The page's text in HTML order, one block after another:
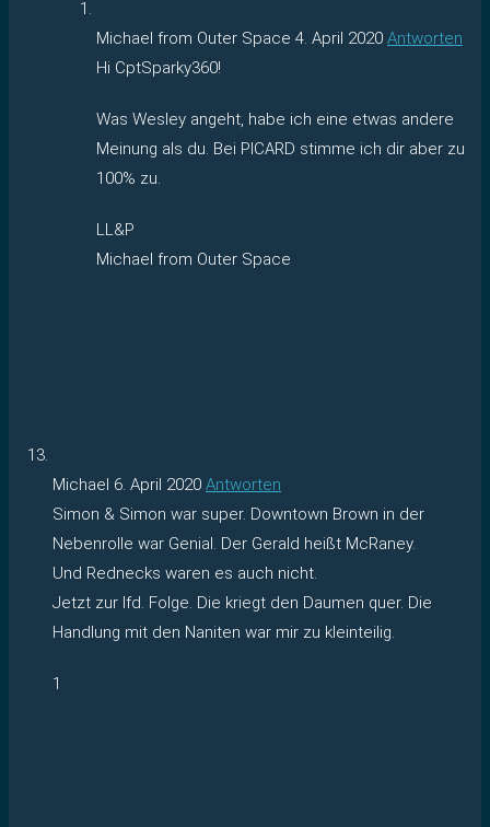
Michael from Outer Space 4. April 2020 Antworten
Hi CptSparky360!
Was Wesley angeht, habe ich eine etwas andere
Meinung als du. Bei PICARD stimme ich dir aber zu
100% zu.
LL&P
Michael from Outer Space
Michael 6. April 2020 Antworten
Simon & Simon war super. Downtown Brown in der
Nebenrolle war Genial. Der Gerald heißt McRaney.
Und Rednecks waren es auch nicht.
Jetzt zur lfd. Folge. Die kriegt den Daumen quer. Die
Handlung mit den Naniten war mir zu kleinteilig.
1